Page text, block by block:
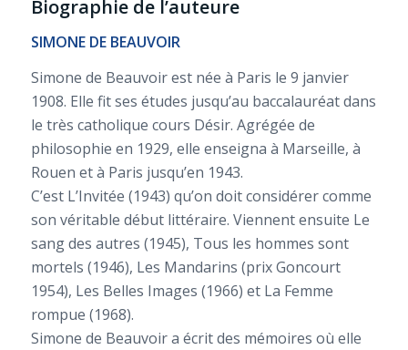
Biographie de l’auteure
SIMONE DE BEAUVOIR
Simone de Beauvoir est née à Paris le 9 janvier
1908. Elle fit ses études jusqu’au baccalauréat dans
le très catholique cours Désir. Agrégée de
philosophie en 1929, elle enseigna à Marseille, à
Rouen et à Paris jusqu’en 1943.
C’est L’Invitée (1943) qu’on doit considérer comme
son véritable début littéraire. Viennent ensuite Le
sang des autres (1945), Tous les hommes sont
mortels (1946), Les Mandarins (prix Goncourt
1954), Les Belles Images (1966) et La Femme
rompue (1968).
Simone de Beauvoir a écrit des mémoires où elle